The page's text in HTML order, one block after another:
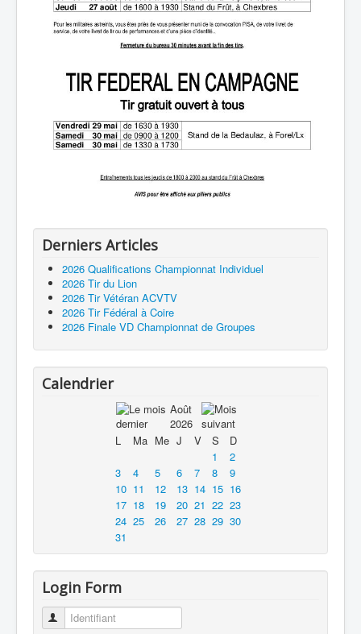
Derniers Articles
2026 Qualifications Championnat Individuel
2026 Tir du Lion
2026 Tir Vétéran ACVTV
2026 Tir Fédéral à Coire
2026 Finale VD Championnat de Groupes
Calendrier
Août
2026
L
Ma Me J V S
D
1
2
3
4 5 6 7 8
9
10 11 12 13 14 15 16
17 18 19 20 21 22 23
24 25 26 27 28 29 30
31
Login Form
Identifiant